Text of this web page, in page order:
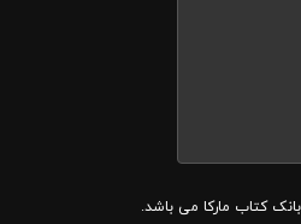
کتاب مارکا می باشد.